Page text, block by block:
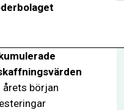
årets början